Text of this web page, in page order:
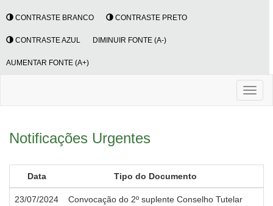
CONTRASTE BRANCO CONTRASTE PRETO
CONTRASTE AZUL DIMINUIR FONTE (A-)
AUMENTAR FONTE (A+)
Notificações Urgentes
Data Tipo do Documento
23/07/2024 Convocação do 2º suplente Conselho Tutelar